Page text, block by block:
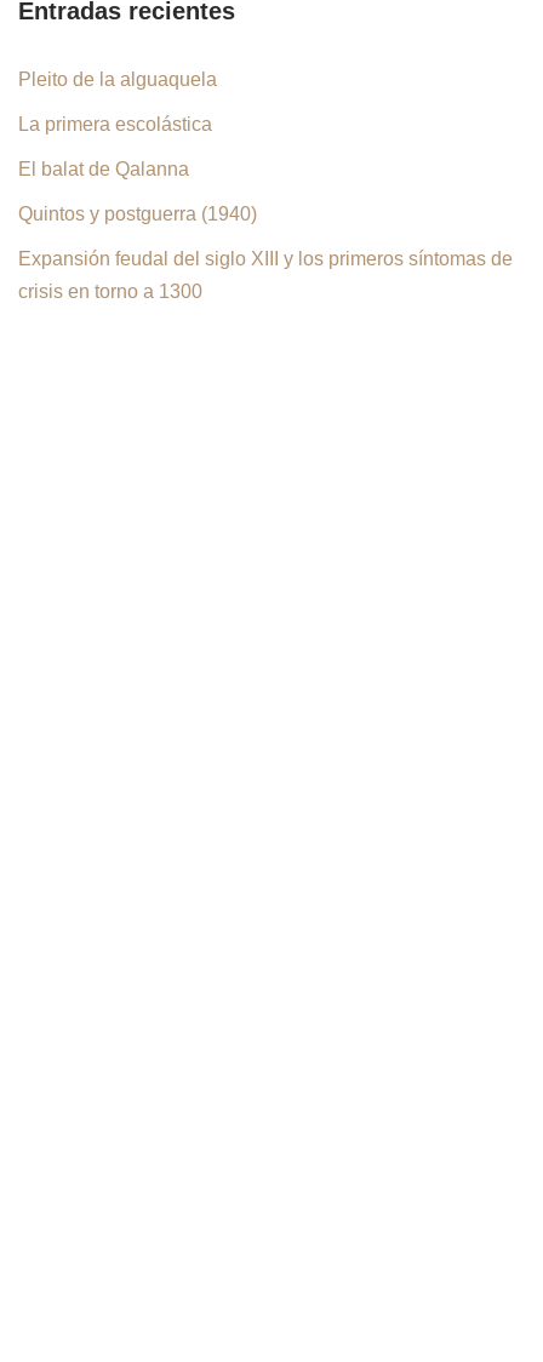
Entradas recientes
Pleito de la alguaquela
La primera escolástica
El balat de Qalanna
Quintos y postguerra (1940)
Expansión feudal del siglo XIII y los primeros síntomas de
crisis en torno a 1300